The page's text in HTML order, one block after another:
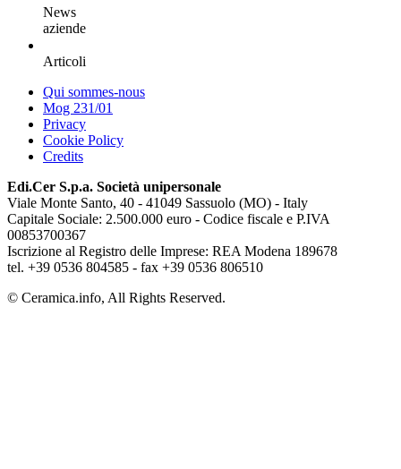
News
aziende
Articoli
Qui sommes-nous
Mog 231/01
Privacy
Cookie Policy
Credits
Edi.Cer S.p.a. Società unipersonale
Viale Monte Santo, 40 - 41049 Sassuolo (MO) - Italy
Capitale Sociale: 2.500.000 euro - Codice fiscale e P.IVA
00853700367
Iscrizione al Registro delle Imprese: REA Modena 189678
tel. +39 0536 804585 - fax +39 0536 806510
© Ceramica.info, All Rights Reserved.